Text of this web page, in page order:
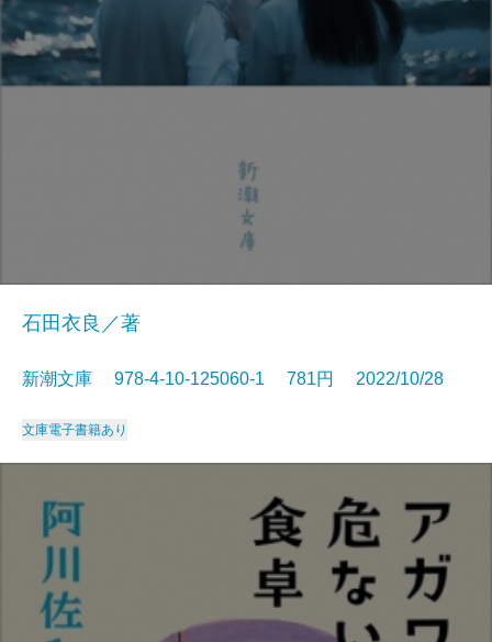
石田衣良／著
新潮文庫 978-4-10-125060-1 781円 2022/10/28
文庫電子書籍あり